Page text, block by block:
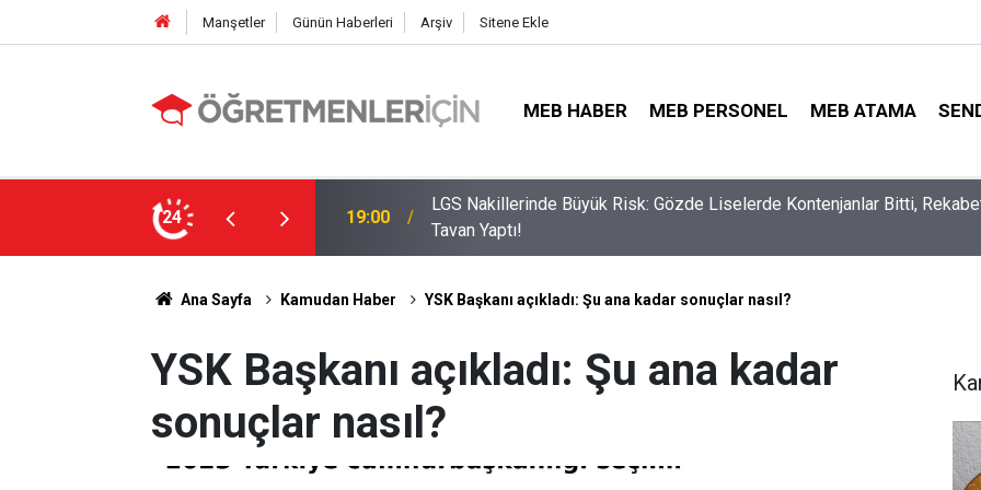
Manşetler Günün Haberleri Arşiv Sitene Ekle
MEB HABER MEB PERSONEL MEB ATAMA
24
Liselerde Kontenjanlar Bitti, Rekabet
09:05 İlçe Milli Eğitim Müdürü Ataması Yapıldı
Ana Sayfa Kamudan Haber YSK Başkanı açıkladı: Şu ana kadar sonuçlar nasıl?
YSK Başkanı açıkladı: Şu ana kadar
sonuçlar nasıl?